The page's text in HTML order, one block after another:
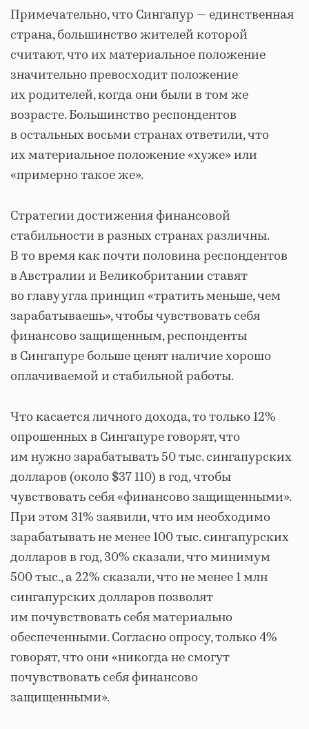
Примечательно, что Сингапур — единственная
страна, большинство жителей которой
считают, что их материальное положение
значительно превосходит положение
их родителей, когда они были в том же
возрасте. Большинство респондентов
в остальных восьми странах ответили, что
их материальное положение «хуже» или
«примерно такое же».
Стратегии достижения финансовой
стабильности в разных странах различны.
В то время как почти половина респондентов
в Австралии и Великобритании ставят
во главу угла принцип «тратить меньше, чем
зарабатываешь», чтобы чувствовать себя
финансово защищенным, респонденты
в Сингапуре больше ценят наличие хорошо
оплачиваемой и стабильной работы.
Что касается личного дохода, то только 12%
опрошенных в Сингапуре говорят, что
им нужно зарабатывать 50 тыс. сингапурских
долларов (около $37 110) в год, чтобы
чувствовать себя «финансово защищенными».
При этом 31% заявили, что им необходимо
зарабатывать не менее 100 тыс. сингапурских
долларов в год, 30% сказали, что минимум
500 тыс., а 22% сказали, что не менее 1 млн
сингапурских долларов позволят
им почувствовать себя материально
обеспеченными. Согласно опросу, только 4%
говорят, что они «никогда не смогут
почувствовать себя финансово
защищенными».